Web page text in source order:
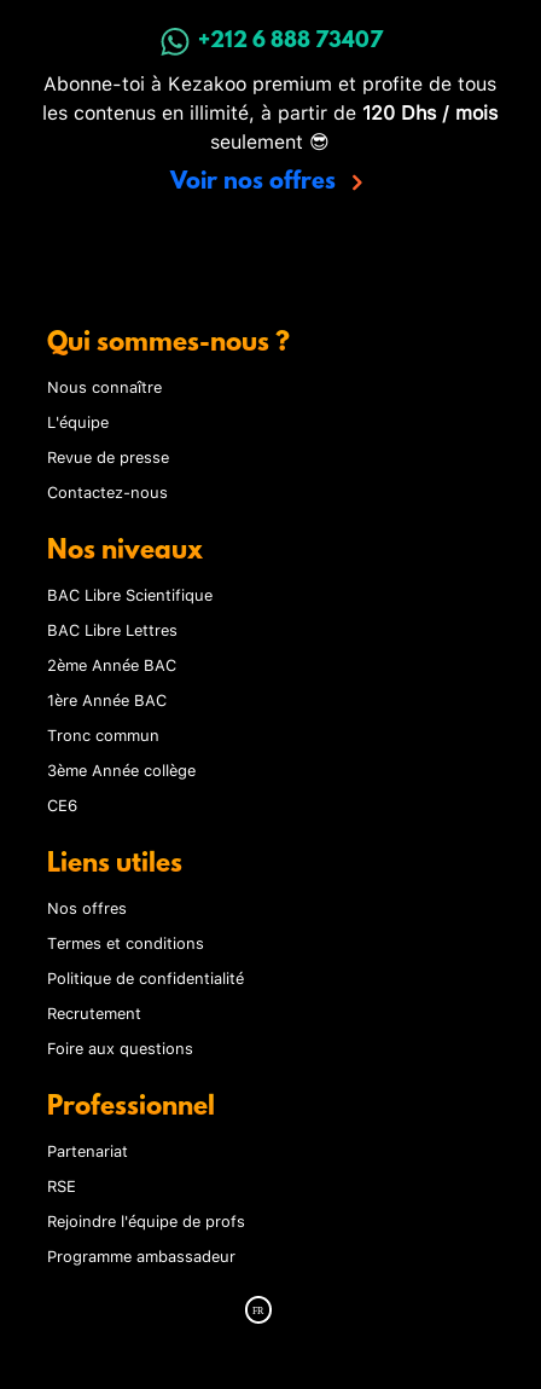
+212 6 888 73407
Abonne-toi à Kezakoo premium et profite de tous
les contenus en illimité, à partir de 120 Dhs / mois
seulement 😎
Voir nos offres
Qui sommes-nous ?
Nous connaître
L'équipe
Revue de presse
Contactez-nous
Nos niveaux
BAC Libre Scientifique
BAC Libre Lettres
2ème Année BAC
1ère Année BAC
Tronc commun
3ème Année collège
CE6
Liens utiles
Nos offres
Termes et conditions
Politique de confidentialité
Recrutement
Foire aux questions
Professionnel
Partenariat
RSE
Rejoindre l'équipe de profs
Programme ambassadeur